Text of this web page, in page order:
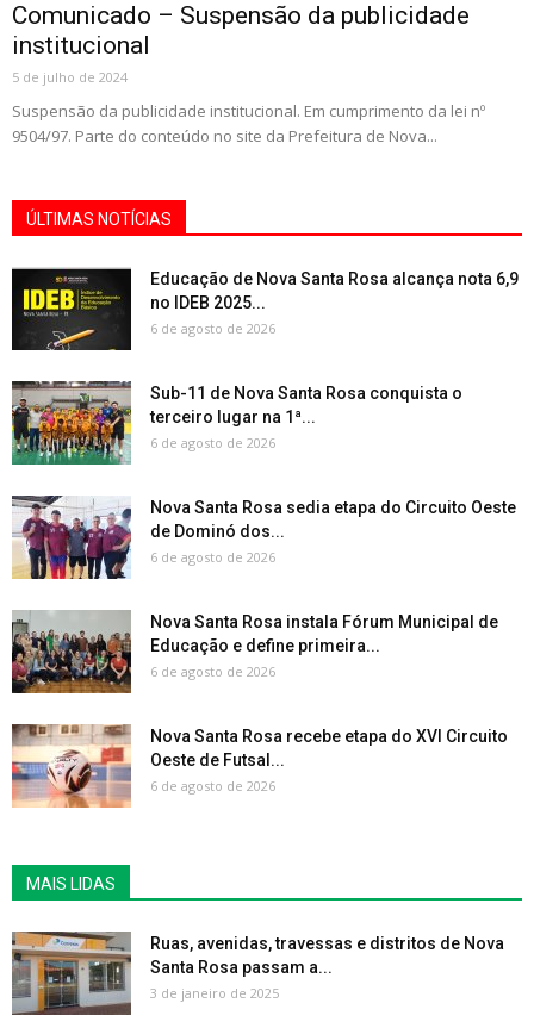
Comunicado – Suspensão da publicidade
institucional
5 de julho de 2024
Suspensão da publicidade institucional. Em cumprimento da lei nº
9504/97. Parte do conteúdo no site da Prefeitura de Nova...
ÚLTIMAS NOTÍCIAS
Educação de Nova Santa Rosa alcança nota 6,9
no IDEB 2025...
6 de agosto de 2026
Sub-11 de Nova Santa Rosa conquista o
terceiro lugar na 1ª...
6 de agosto de 2026
Nova Santa Rosa sedia etapa do Circuito Oeste
de Dominó dos...
6 de agosto de 2026
Nova Santa Rosa instala Fórum Municipal de
Educação e define primeira...
6 de agosto de 2026
Nova Santa Rosa recebe etapa do XVI Circuito
Oeste de Futsal...
6 de agosto de 2026
MAIS LIDAS
Ruas, avenidas, travessas e distritos de Nova
Santa Rosa passam a...
3 de janeiro de 2025